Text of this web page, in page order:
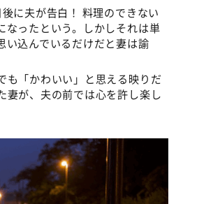
に夫が告白！ 料理のできない
なったという。しかしそれは単
い込んでいるだけだと妻は諭
も「かわいい」と思える映りだ
妻が、夫の前では心を許し楽し